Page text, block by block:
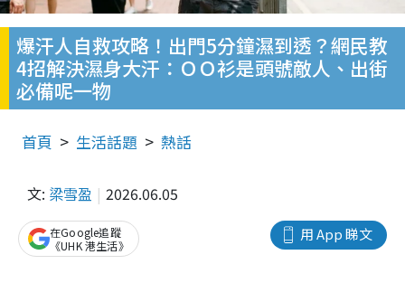
爆汗人自救攻略！出門5分鐘濕到透？網民教
4招解決濕身大汗：ＯＯ衫是頭號敵人、出街
必備呢一物
首頁 生活話題 熱話
文: 梁雪盈 2026.06.05
用 App 睇文
在Google追蹤
《UHK 港生活》